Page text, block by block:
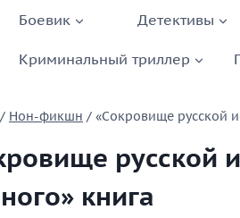
Боевик Детективы
Криминальный триллер
/ Нон-фикшн / «Сокровище русской
русской
книга